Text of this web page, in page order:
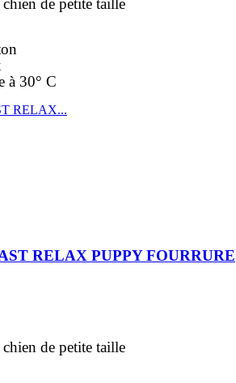
de petite taille
à 30° C
RELAX PUPPY FOURRURE
de petite taille